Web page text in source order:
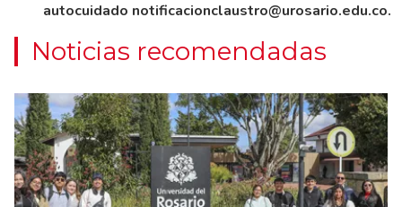
autocuidado notificacionclaustro@urosario.edu.co.
Noticias recomendadas